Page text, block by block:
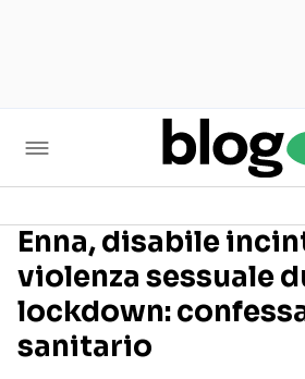
Seguici sui
Enna, disabile
violenza sessuale
lockdown:
sanitario